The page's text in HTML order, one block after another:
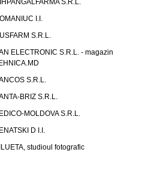
S.R.L.
I.I.
S.R.L.
ELECTRONIC S.R.L. - magazin
S.R.L.
BRIZ S.R.L.
MOLDOVA S.R.L.
D I.I.
studioul fotografic